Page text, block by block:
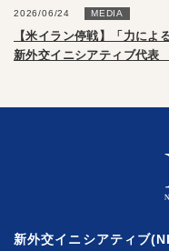
2026/06/24 MEDIA
【米イラン停戦】「力に
新外交イニシアティブ代
新外交イニシアティブ